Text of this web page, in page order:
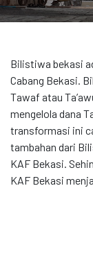
Bilistiwa bekasi
Cabang Bekasi.
Tawaf atau
mengelola dana
transformasi ini
tambahan dari
KAF Bekasi.
KAF Bekasi